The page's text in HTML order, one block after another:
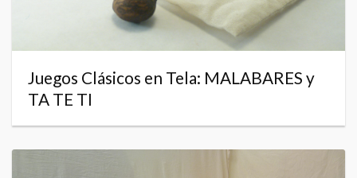
Juegos Clásicos en Tela: MALABARES y
TA TE TI